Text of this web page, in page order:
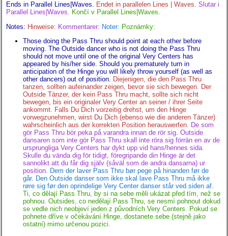
Ends in Parallel Lines|Waves. Endet in parallelen Lines | Waves. Slutar i
Parallel Lines|Waves. Končí v Parallel Lines|Waves.
Notes: Hinweise: Kommentarer: Noter: Poznámky:
Those doing the Pass Thru should point at each other before
moving. The Outside dancer who is not doing the Pass Thru
should not move until one of the original Very Centers has
appeared by his/her side. Should you prematurely turn in
anticipation of the Hinge you will likely throw yourself (as well as
other dancers) out of position.
Diejenigen, die den Pass Thru
tanzen, sollten aufeinander zeigen, bevor sie sich bewegen. Der
Outside Tänzer, der kein Pass Thru macht, sollte sich nicht
bewegen, bis ein originaler Very Center an seiner / ihrer Seite
ankommt. Falls Du Dich vorzeitig drehst, um den Hinge
vorwegzunehmen, wirst Du Dich (ebenso wie die anderen Tänzer)
wahrscheinlich aus der korrekten Position herauswerfen.
De som
gör Pass Thru bör peka på varandra innan de rör sig. Outside
dansaren som inte gör Pass Thru skall inte röra sig förrän en av de
ursprungliga Very Centers har dykt upp vid hans/hennes sida.
Skulle du vända dig för tidigt, föregripande din Hinge är det
sannolikt att du får dig själv (såväl som de andra dansarna) ur
position.
Dem der laver Pass Thru bør pege på hinanden før de
går. Den Outside danser som ikke skal lave Pass Thru må ikke
røre sig før den oprindelige Very Center danser står ved siden af.
Ti, co dělají Pass Thru, by si na sebe měli ukázat před tím, než se
pohnou. Outsides, co nedělají Pass Thru, se nesmí pohnout dokud
se vedle nich neobjeví jeden z původních Very Centers. Pokud se
pohnete dříve v očekávání Hinge, dostanete sebe (stejně jako
ostatní) mimo určenou pozici.